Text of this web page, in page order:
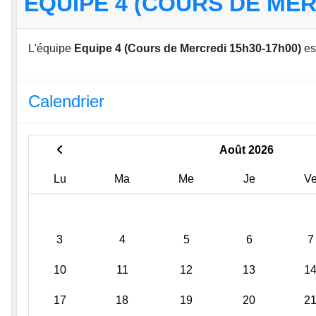
L'équipe Equipe 4 (Cours de Mercredi 15h30-17h00)
Calendrier
Août 2026
Lu Ma Me Je
3 4 5 6 7
10 11 12 13 14
17 18 19 20 21